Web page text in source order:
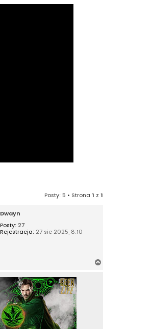
Posty: 5 • Strona 1 z 1
Dwayn
Posty: 27
Rejestracja: 27 sie 2025, 8:10